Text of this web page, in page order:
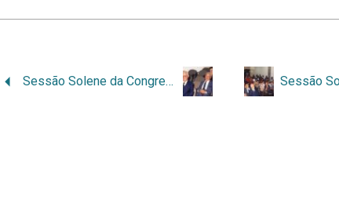
Sessão Solene da Congregação – Homenagem aos professores aposentados